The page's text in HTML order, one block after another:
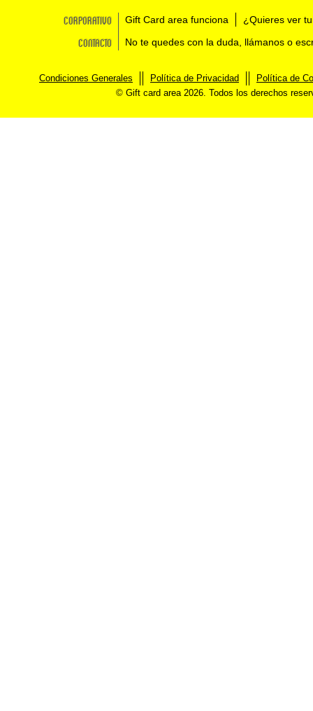
Corporativo Gift Card area funciona ¿Quieres ver
Contacto No te quedes con la duda, llámanos o
Condiciones Generales Política de Privacidad
Política de
© Gift card area 2026. Todos los derechos